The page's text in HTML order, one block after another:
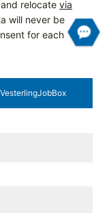
relocate via
will never be
for each
Vesterling­JobBox